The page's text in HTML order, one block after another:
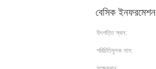
বেসিক ইনফরমেশন
উৎপত্তি স্থল:
পরিচিতিমুলক নাম: